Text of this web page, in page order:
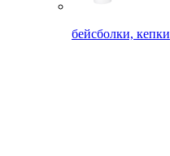
бейсболки, кепки